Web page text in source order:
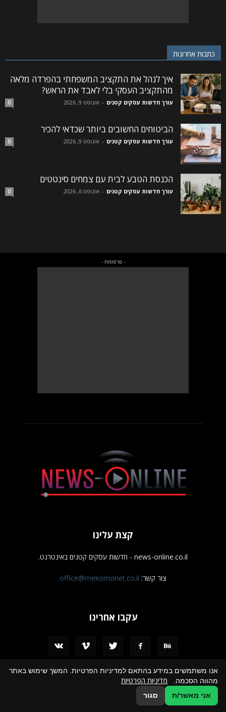
כתבות אחרונות
איך לנהל את התקציב המשפחתי בהפרדה מלאה
מהתקציב העסקי בלי לאבד את הראש?
עורך חדשות עסקים קטנים - אוגוסט 9, 2026 0
הביטוחים החשובים ביותר שכדאי להכיר
עורך חדשות עסקים קטנים - אוגוסט 9, 2026 0
הכנסת הטבע לבית עם צמחים סינטטים
עורך חדשות עסקים קטנים - אוגוסט 6, 2026 0
- פרסומת -
קצת עלינו
news-online.co.il - חדשות עסקים קטנים באינטרנט.
צור קשר: office@mekomonet.co.il
עקבו אחרינו
מחפשים כותבים פרסמו אצלנו
© כל הזכויות שמורות לחדשות עסקים קטנים
אנו משתמשים במידע בהתאם למדיניות הפרטיות. המשך שימוש באתר
מהווה הסכמה. מדיניות הפרטיות
אני מאשר/ת סגור